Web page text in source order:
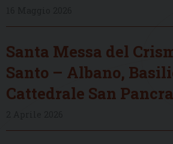
Santa Messa del
Santo – Albano,
Cattedrale San